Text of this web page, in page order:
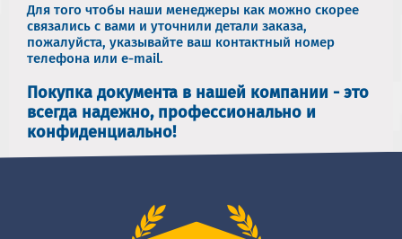
Для того чтобы наши менеджеры как можно скорее
связались с вами и уточнили детали заказа,
пожалуйста, указывайте ваш контактный номер
телефона или e-mail.
Покупка документа в нашей компании - это
всегда надежно, профессионально и
конфиденциально!